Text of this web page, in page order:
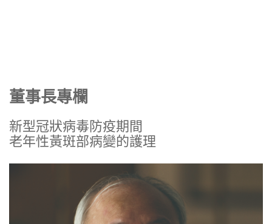
董事長專欄
新型冠狀病毒防疫期間
老年性黃斑部病變的護理